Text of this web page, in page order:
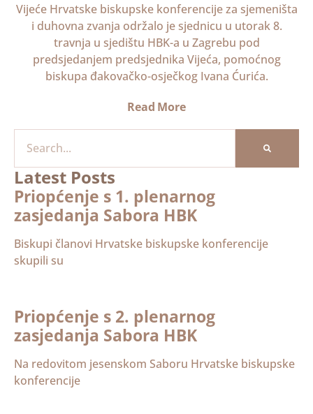
Vijeće Hrvatske biskupske konferencije za sjemeništa
i duhovna zvanja održalo je sjednicu u utorak 8.
travnja u sjedištu HBK-a u Zagrebu pod
predsjedanjem predsjednika Vijeća, pomoćnog
biskupa đakovačko-osječkog Ivana Ćurića.
Read More
Latest Posts
Priopćenje s 1. plenarnog
zasjedanja Sabora HBK
Biskupi članovi Hrvatske biskupske konferencije
skupili su
Priopćenje s 2. plenarnog
zasjedanja Sabora HBK
Na redovitom jesenskom Saboru Hrvatske biskupske
konferencije